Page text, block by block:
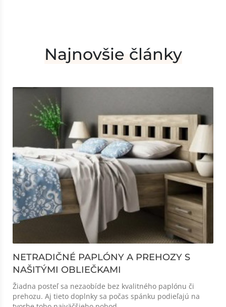
Najnovšie články
NETRADIČNÉ PAPLÓNY A PREHOZY S
NAŠITÝMI OBLIEČKAMI
Žiadna posteľ sa nezaobíde bez kvalitného paplónu či
prehozu. Aj tieto doplnky sa počas spánku podieľajú na